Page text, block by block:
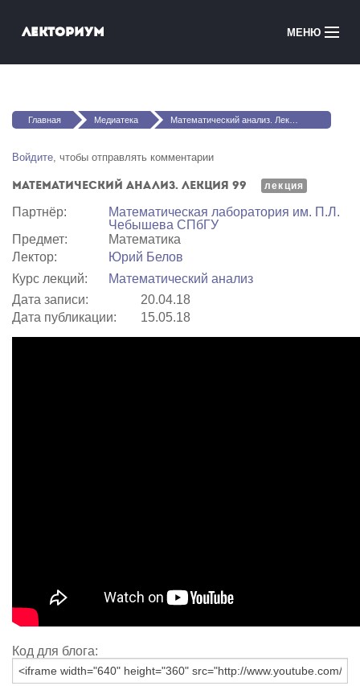
Лекториум МЕНЮ
Медиатека
Courses in English
Вы здесь
Главная Медиатека Математический анализ. Лекция 99
Войдите, чтобы отправлять комментарии
Математический анализ. Лекция 99 лекция
Партнёр:
Математичеcкая лаборатория им. П.Л.
Чебышева СПбГУ
Предмет:
Математика
Лектор:
Юрий Белов
Курс лекций:
Математический анализ
Дата записи:
20.04.18
Дата публикации:
15.05.18
Код для блога: